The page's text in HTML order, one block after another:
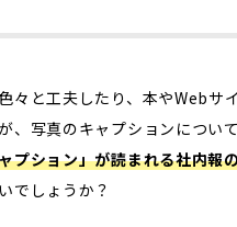
々と工夫したり、本やWebサ
、写真のキャプションについ
プション」が読まれる社内報
でしょうか？